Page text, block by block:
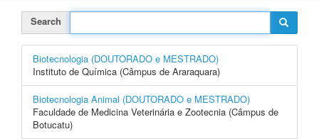
Search
Biotecnologia (DOUTORADO e MESTRADO)
Instituto de Química (Câmpus de Araraquara)
Biotecnologia Animal (DOUTORADO e MESTRADO)
Faculdade de Medicina Veterinária e Zootecnia (Câmpus de
Botucatu)